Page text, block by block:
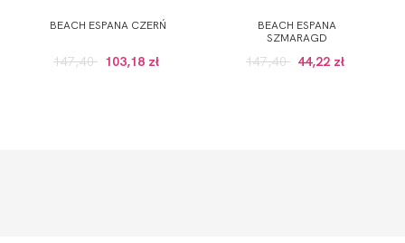
BEACH ESPANA CZERŃ
147,40 103,18 zł
BEACH ESPANA
SZMARAGD
147,40 44,22 zł